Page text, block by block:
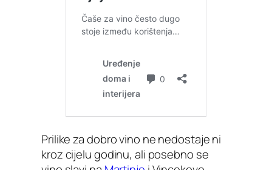
Prilike za dobro vino ne nedostaje ni
kroz cijelu godinu, ali posebno se